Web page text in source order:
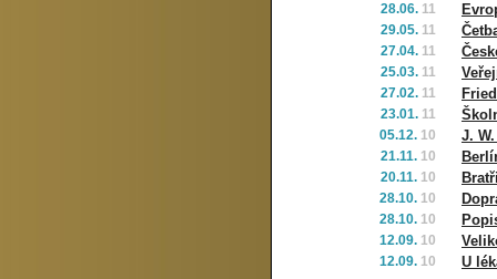
28.06. 11
29.05. 11
27.04. 11
25.03. 11
27.02. 11
23.01. 11
05.12. 10 J.
21.11. 10
20.11. 10
28.10. 10
28.10. 10
12.09. 10
12.09. 10 U